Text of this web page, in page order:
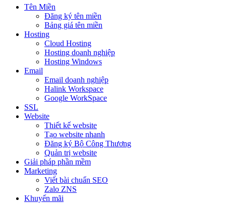
Tên Miền
Đăng ký tên miền
Bảng giá tên miền
Hosting
Cloud Hosting
Hosting doanh nghiệp
Hosting Windows
Email
Email doanh nghiệp
Halink Workspace
Google WorkSpace
SSL
Website
Thiết kế website
Tạo website nhanh
Đăng ký Bộ Công Thương
Quản trị website
Giải pháp phần mềm
Marketing
Viết bài chuẩn SEO
Zalo ZNS
Khuyến mãi